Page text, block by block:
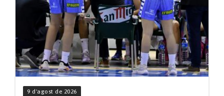
9 d'agost de 2026